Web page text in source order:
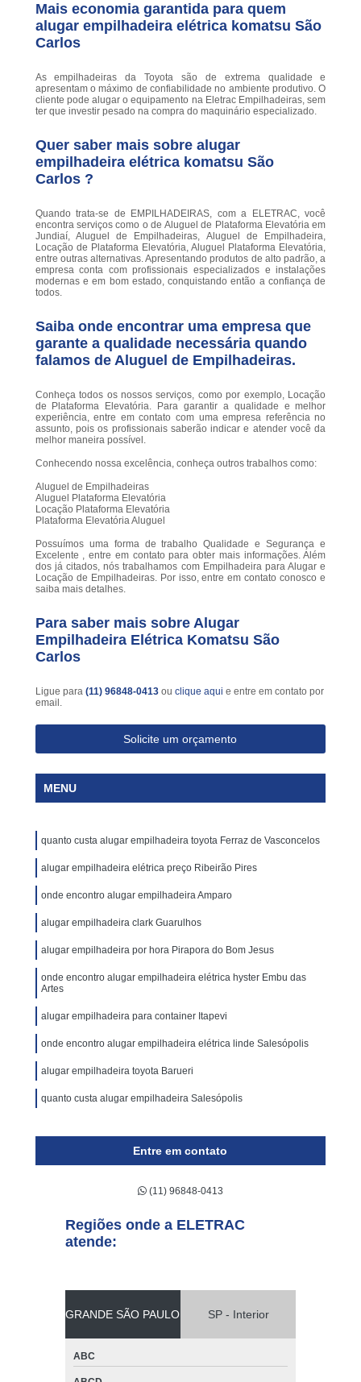
Mais economia garantida para quem
alugar empilhadeira elétrica komatsu São
Carlos
As empilhadeiras da Toyota são de extrema qualidade e
apresentam o máximo de confiabilidade no ambiente produtivo. O
cliente pode alugar o equipamento na Eletrac Empilhadeiras, sem
ter que investir pesado na compra do maquinário especializado.
Quer saber mais sobre alugar
empilhadeira elétrica komatsu São
Carlos ?
Quando trata-se de EMPILHADEIRAS, com a ELETRAC, você
encontra serviços como o de Aluguel de Plataforma Elevatória em
Jundiaí, Aluguel de Empilhadeiras, Aluguel de Empilhadeira,
Locação de Plataforma Elevatória, Aluguel Plataforma Elevatória,
entre outras alternativas. Apresentando produtos de alto padrão, a
empresa conta com profissionais especializados e instalações
modernas e em bom estado, conquistando então a confiança de
todos.
Saiba onde encontrar uma empresa que
garante a qualidade necessária quando
falamos de Aluguel de Empilhadeiras.
Conheça todos os nossos serviços, como por exemplo, Locação
de Plataforma Elevatória. Para garantir a qualidade e melhor
experiência, entre em contato com uma empresa referência no
assunto, pois os profissionais saberão indicar e atender você da
melhor maneira possível.
Conhecendo nossa excelência, conheça outros trabalhos como:
Aluguel de Empilhadeiras
Aluguel Plataforma Elevatória
Locação Plataforma Elevatória
Plataforma Elevatória Aluguel
Possuímos uma forma de trabalho Qualidade e Segurança e
Excelente , entre em contato para obter mais informações. Além
dos já citados, nós trabalhamos com Empilhadeira para Alugar e
Locação de Empilhadeiras. Por isso, entre em contato conosco e
saiba mais detalhes.
Para saber mais sobre Alugar
Empilhadeira Elétrica Komatsu São
Carlos
Ligue para (11) 96848-0413 ou clique aqui e entre em contato por
email.
Solicite um orçamento
MENU
quanto custa alugar empilhadeira toyota Ferraz de Vasconcelos
alugar empilhadeira elétrica preço Ribeirão Pires
onde encontro alugar empilhadeira Amparo
alugar empilhadeira clark Guarulhos
alugar empilhadeira por hora Pirapora do Bom Jesus
onde encontro alugar empilhadeira elétrica hyster Embu das
Artes
alugar empilhadeira para container Itapevi
onde encontro alugar empilhadeira elétrica linde Salesópolis
alugar empilhadeira toyota Barueri
quanto custa alugar empilhadeira Salesópolis
Entre em contato
(11) 96848-0413
Regiões onde a ELETRAC
atende:
GRANDE SÃO PAULO SP - Interior
ABC